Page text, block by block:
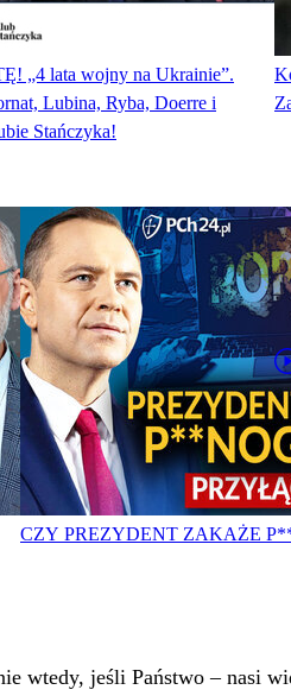
„4 lata wojny na Ukrainie”.
Lubina, Ryba, Doerre i
Stańczyka!
CZY PREZYDENT ZAKAŻE
wtedy, jeśli Państwo – nasi